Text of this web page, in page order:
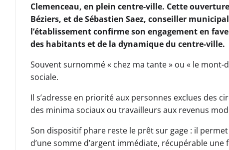
Clemenceau, en plein centre-ville. Cette
Béziers, et de Sébastien Saez, conseiller
l’établissement confirme son engagement en
des habitants et de la dynamique du centre-ville.
Souvent surnommé « chez ma tante » ou « le
sociale.
Il s’adresse en priorité aux personnes exclues des
des minima sociaux ou travailleurs aux revenus
Son dispositif phare reste le prêt sur gage : il
d’une somme d’argent immédiate, récupérable